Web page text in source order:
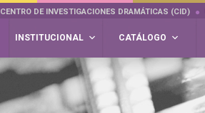
CENTRO DE INVESTIGACIONES DRAMÁTICAS (CID)
INSTITUCIONAL CATÁLOGO